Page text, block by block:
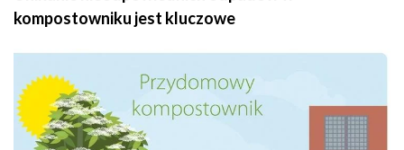
kompostowniku jest kluczowe